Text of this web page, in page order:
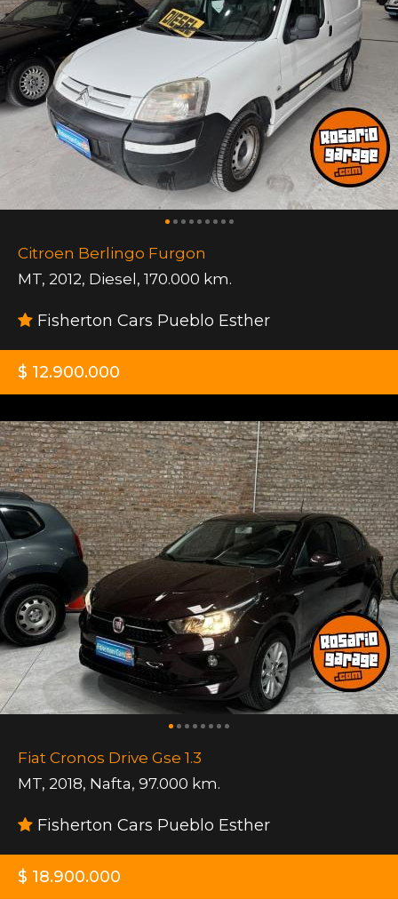
Citroen Berlingo Furgon
MT, 2012, Diesel, 170.000 km.
Fisherton Cars Pueblo Esther
$ 12.900.000
Fiat Cronos Drive Gse 1.3
MT, 2018, Nafta, 97.000 km.
Fisherton Cars Pueblo Esther
$ 18.900.000